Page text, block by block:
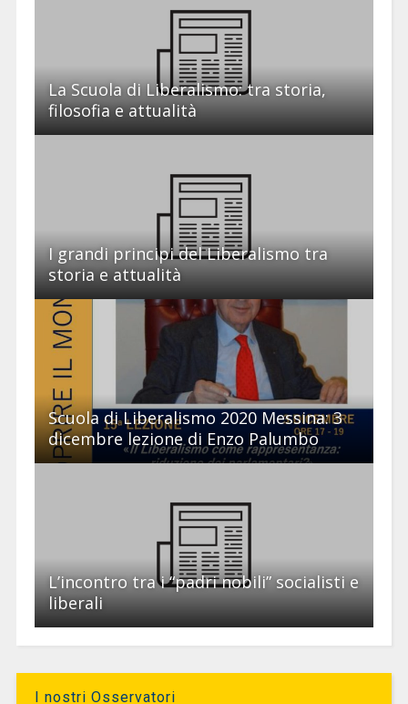
La Scuola di Liberalismo: tra storia,
filosofia e attualità
I grandi principi del Liberalismo tra
storia e attualità
Scuola di Liberalismo 2020 Messina: 3
dicembre lezione di Enzo Palumbo
L’incontro tra i “padri nobili” socialisti e
liberali
I nostri Osservatori